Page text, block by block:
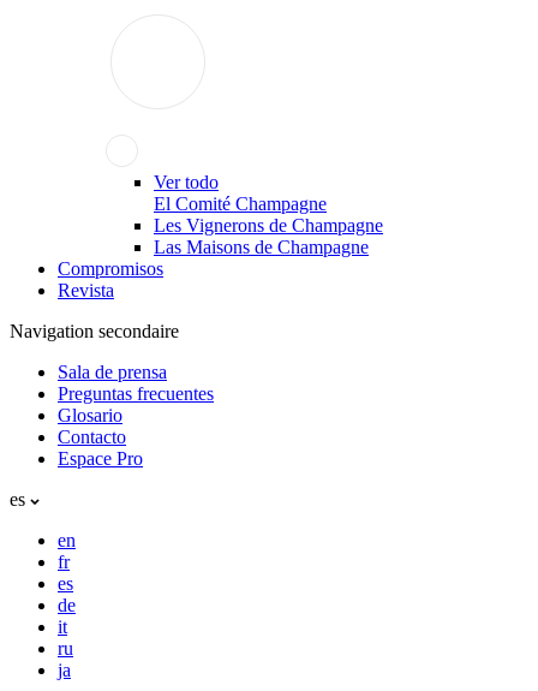
Ver todo
El Comité Champagne
Les Vignerons de Champagne
Las Maisons de Champagne
Compromisos
Revista
Navigation secondaire
Sala de prensa
Preguntas frecuentes
Glosario
Contacto
Espace Pro
es
en
fr
es
de
it
ru
ja